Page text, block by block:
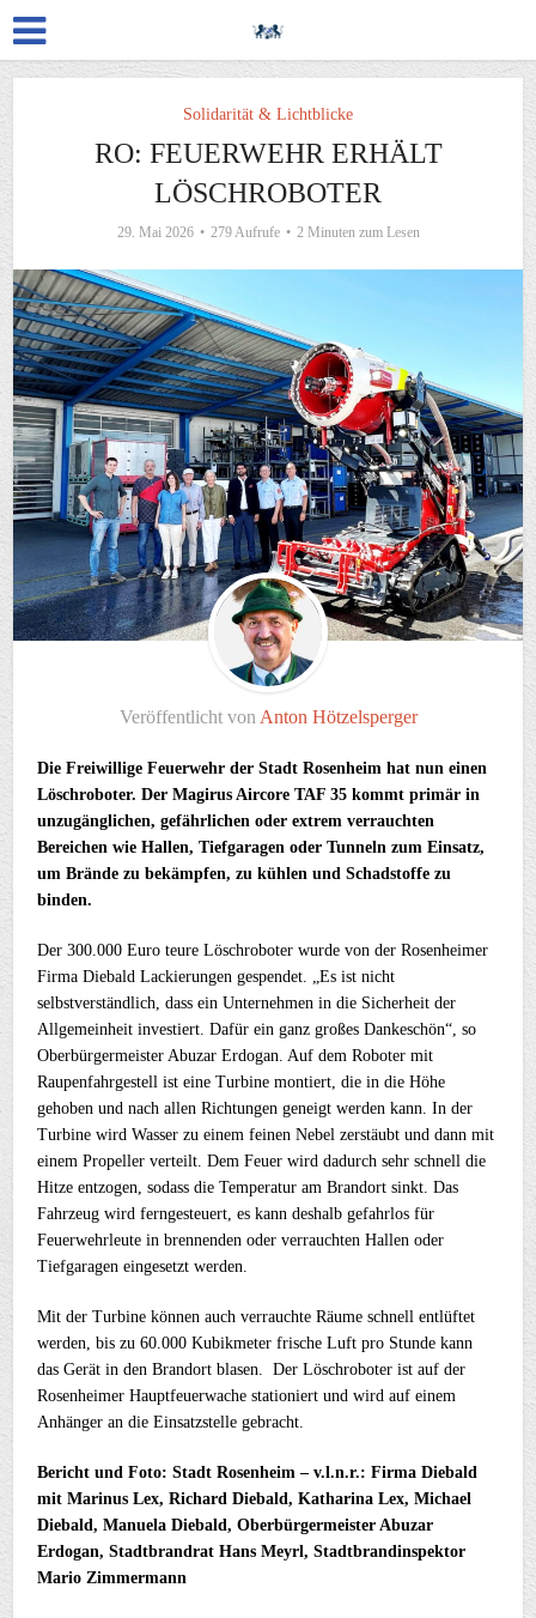
Solidarität & Lichtblicke
RO: FEUERWEHR ERHÄLT
LÖSCHROBOTER
29. Mai 2026 279 Aufrufe 2 Minuten zum Lesen
Veröffentlicht von Anton Hötzelsperger
Die Freiwillige Feuerwehr der Stadt Rosenheim hat nun einen
Löschroboter. Der Magirus Aircore TAF 35 kommt primär in
unzugänglichen, gefährlichen oder extrem verrauchten
Bereichen wie Hallen, Tiefgaragen oder Tunneln zum Einsatz,
um Brände zu bekämpfen, zu kühlen und Schadstoffe zu
binden.
Der 300.000 Euro teure Löschroboter wurde von der Rosenheimer
Firma Diebald Lackierungen gespendet. „Es ist nicht
selbstverständlich, dass ein Unternehmen in die Sicherheit der
Allgemeinheit investiert. Dafür ein ganz großes Dankeschön“, so
Oberbürgermeister Abuzar Erdogan. Auf dem Roboter mit
Raupenfahrgestell ist eine Turbine montiert, die in die Höhe
gehoben und nach allen Richtungen geneigt werden kann. In der
Turbine wird Wasser zu einem feinen Nebel zerstäubt und dann mit
einem Propeller verteilt. Dem Feuer wird dadurch sehr schnell die
Hitze entzogen, sodass die Temperatur am Brandort sinkt. Das
Fahrzeug wird ferngesteuert, es kann deshalb gefahrlos für
Feuerwehrleute in brennenden oder verrauchten Hallen oder
Tiefgaragen eingesetzt werden.
Mit der Turbine können auch verrauchte Räume schnell entlüftet
werden, bis zu 60.000 Kubikmeter frische Luft pro Stunde kann
das Gerät in den Brandort blasen. Der Löschroboter ist auf der
Rosenheimer Hauptfeuerwache stationiert und wird auf einem
Anhänger an die Einsatzstelle gebracht.
Bericht und Foto: Stadt Rosenheim – v.l.n.r.: Firma Diebald
mit Marinus Lex, Richard Diebald, Katharina Lex, Michael
Diebald, Manuela Diebald, Oberbürgermeister Abuzar
Erdogan, Stadtbrandrat Hans Meyrl, Stadtbrandinspektor
Mario Zimmermann